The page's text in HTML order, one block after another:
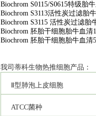
Biochrom S0115/S0615特级胎
Biochrom S3113活性炭过滤胎
Biochrom S3115 活性炭过滤胎
Biochrom 胚胎干细胞胎牛血清
Biochrom 胚胎干细胞胎牛血清
我司 蒂科生物热推细胞产品：
Ⅱ型肺泡上皮细胞
ATCC菌种